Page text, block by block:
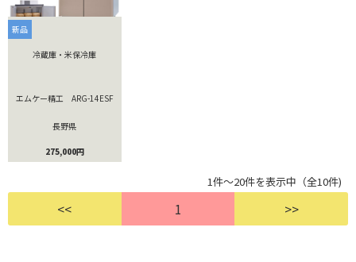
新品
冷蔵庫・米保冷庫
エムケー精工 ARG-14ESF
長野県
275,000円
1件～20件を表示中（全10件)
<< 1 >>